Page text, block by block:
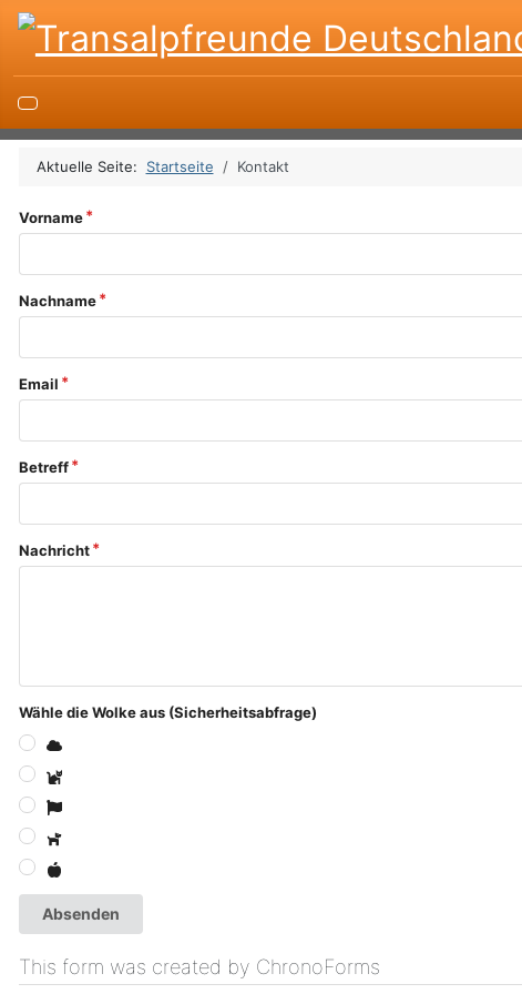
Aktuelle Seite: Startseite Kontakt
Vorname
Nachname
Email
Betreff
Nachricht
Wähle die Wolke aus (Sicherheitsabfrage)
Absenden
This form was created by ChronoForms